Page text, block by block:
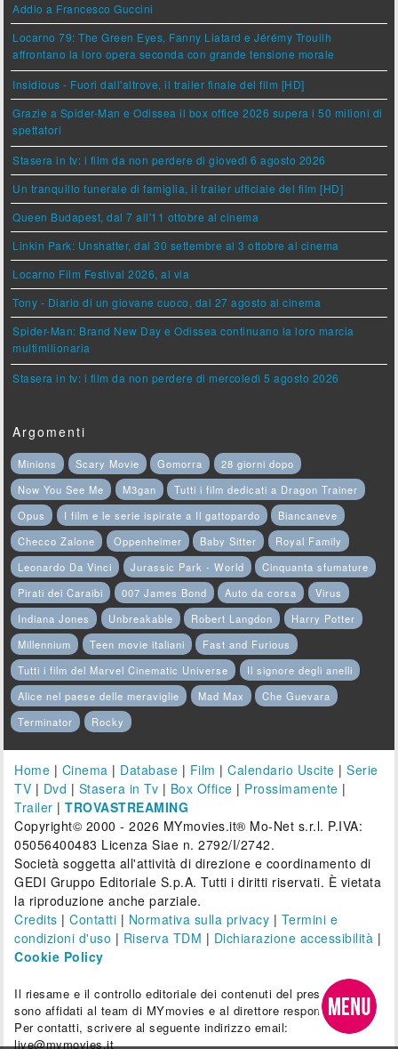
Addio a Francesco Guccini
Locarno 79: The Green Eyes, Fanny Liatard e Jérémy Trouilh
affrontano la loro opera seconda con grande tensione morale
Insidious - Fuori dall'altrove, il trailer finale del film [HD]
Grazie a Spider-Man e Odissea il box office 2026 supera i 50 milioni di
spettatori
Stasera in tv: i film da non perdere di giovedì 6 agosto 2026
Un tranquillo funerale di famiglia, il trailer ufficiale del film [HD]
Queen Budapest, dal 7 all'11 ottobre al cinema
Linkin Park: Unshatter, dal 30 settembre al 3 ottobre al cinema
Locarno Film Festival 2026, al via
Tony - Diario di un giovane cuoco, dal 27 agosto al cinema
Spider-Man: Brand New Day e Odissea continuano la loro marcia
multimilionaria
Stasera in tv: i film da non perdere di mercoledì 5 agosto 2026
Argomenti
Minions Scary Movie Gomorra
28 giorni dopo
Now You See Me
M3gan
Tutti i film dedicati a Dragon Trainer
Opus
I film e le serie ispirate a Il gattopardo
Biancaneve
Checco Zalone
Oppenheimer Baby Sitter
Royal Family
Leonardo Da Vinci
Jurassic Park - World
Cinquanta sfumature
Pirati dei Caraibi
007 James Bond Auto da corsa
Virus
Indiana Jones
Unbreakable Robert Langdon
Harry Potter
Millennium
Teen movie italiani
Fast and Furious
Tutti i film del Marvel Cinematic Universe
Il signore degli anelli
Alice nel paese delle meraviglie
Mad Max
Che Guevara
Terminator
Rocky
Home | Cinema | Database | Film |Calendario Uscite |Serie
TV | Dvd | Stasera in Tv | Box Office | Prossimamente |
Trailer |TROVASTREAMING
Copyright© 2000 - 2026 MYmovies.it® Mo-Net s.r.l. P.IVA:
05056400483 Licenza Siae n. 2792/I/2742.
Società soggetta all'attività di direzione e coordinamento di
GEDI Gruppo Editoriale S.p.A. Tutti i diritti riservati. È vietata
la riproduzione anche parziale.
Credits |Contatti | Normativa sulla privacy | Termini e
condizioni d'uso | Riserva TDM | Dichiarazione accessibilità |
Cookie Policy
Il riesame e il controllo editoriale dei contenuti del presente sito
sono affidati al team di MYmovies e al direttore responsabile.
Per contatti, scrivere al seguente indirizzo email:
live@mymovies.it